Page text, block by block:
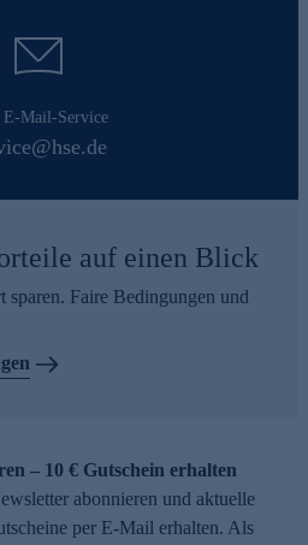
E-Mail-Service
auf einen Blick
sparen. Faire Bedingungen und
– 10 € Gutschein erhalten
abonnieren und aktuelle
per E-Mail erhalten. Als